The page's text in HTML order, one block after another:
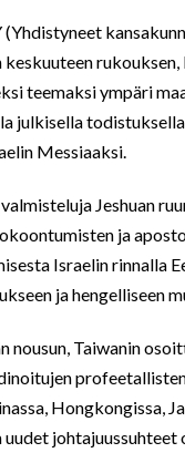
(Yhdistyneet
teemaksi ympäri
julkisella
Messiaaksi.
Jeshuan
ja
Israelin rinnalla
ja hengelliseen
nousun, Taiwanin
Hongkongissa,
johtajuussuhteet